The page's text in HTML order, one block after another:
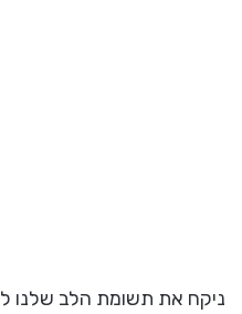
ניקח את תשומת הלב שלנו ל